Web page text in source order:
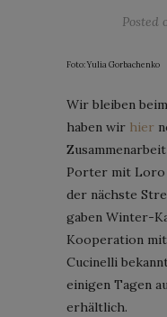
Posted
Foto: Yulia Gorbachenko
Wir bleiben
haben wir hier
Porter mit Loro
der nächste
gaben Winter-
Kooperation
Cucinelli
einigen Tagen
erhältlich.